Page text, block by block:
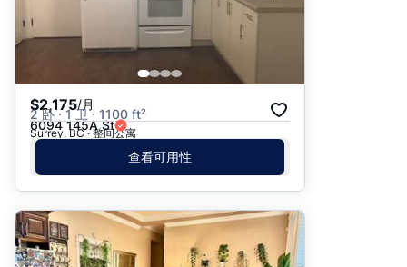
价格 - $$$ 到 $
价格 - $ 到 $$$
$2,175/月
2 卧 · 1 卫 · 1100 ft²
6094 145A St
Surrey, BC · 整间公寓
查看可用性